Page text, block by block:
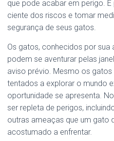
que pode acabar em perigo.
ciente dos riscos e tomar
segurança de seus gatos.
Os gatos, conhecidos por sua
podem se aventurar pelas
aviso prévio. Mesmo os
tentados a explorar o mundo
oportunidade se apresenta.
ser repleta de perigos,
outras ameaças que um gato
acostumado a enfrentar.